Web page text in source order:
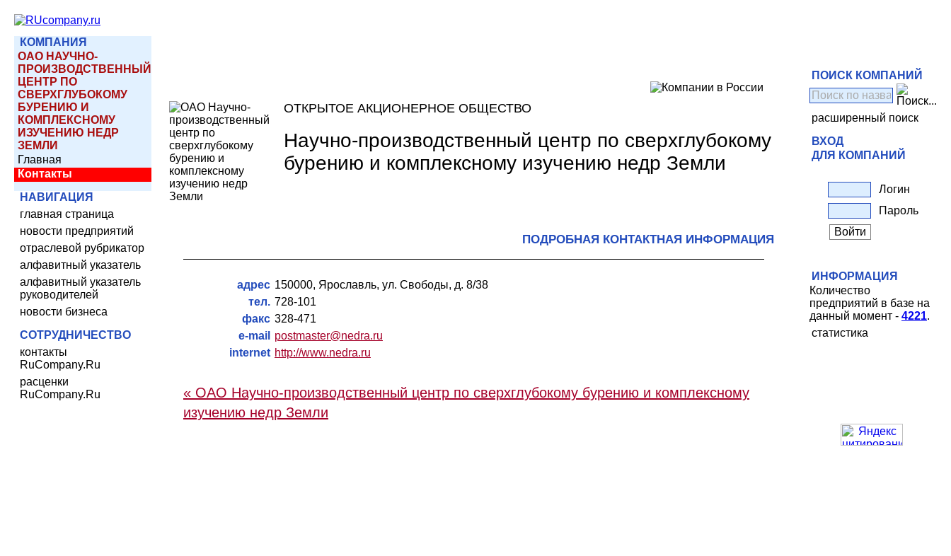
КОМПАНИЯ
ОАО НАУЧНО-
ПРОИЗВОДСТВЕННЫЙ
ЦЕНТР ПО
СВЕРХГЛУБОКОМУ
БУРЕНИЮ И
КОМПЛЕКСНОМУ
ИЗУЧЕНИЮ НЕДР
ЗЕМЛИ
Главная
Контакты
НАВИГАЦИЯ
главная страница
новости предприятий
отраслевой рубрикатор
алфавитный указатель
алфавитный указатель
руководителей
новости бизнеса
СОТРУДНИЧЕСТВО
контакты
RuCompany.Ru
расценки
RuCompany.Ru
ОТКРЫТОЕ АКЦИОНЕРНОЕ ОБЩЕСТВО
Научно-производственный центр по сверхглубокому
бурению и комплексному изучению недр Земли
ПОДРОБНАЯ КОНТАКТНАЯ ИНФОРМАЦИЯ
адрес 150000, Ярославль, ул. Свободы, д. 8/38
тел. 728-101
факс 328-471
e-mail
postmaster@nedra.ru
internet http://www.nedra.ru
« ОАО Научно-производственный центр по сверхглубокому бурению и комплексному
изучению недр Земли
ПОИСК КОМПАНИЙ
расширенный поиск
ВХОД
ДЛЯ КОМПАНИЙ
Логин
Пароль
ИНФОРМАЦИЯ
Количество
предприятий в базе на
данный момент - 4221.
статистика